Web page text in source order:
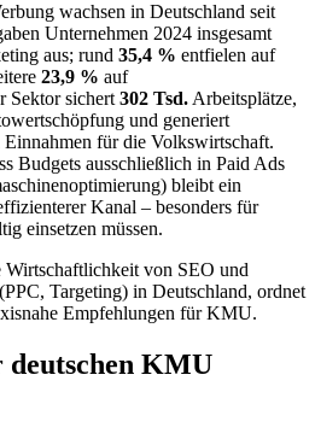
wachsen in Deutschland seit
Unternehmen 2024 insgesamt
aus; rund 35,4 % entfielen auf
23,9 % auf
Sektor sichert 302 Tsd. Arbeitsplätze,
und generiert
Einnahmen für die Volkswirtschaft.
Budgets ausschließlich in Paid Ads
bleibt ein
Kanal – besonders für
einsetzen müssen.
von SEO und
Targeting) in Deutschland, ordnet
Empfehlungen für KMU.
KMU